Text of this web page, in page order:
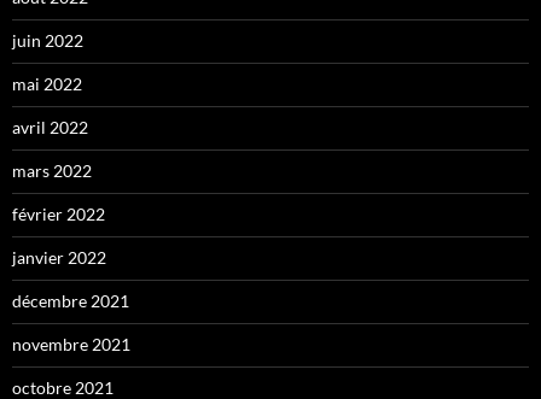
juin 2022
mai 2022
avril 2022
mars 2022
février 2022
janvier 2022
décembre 2021
novembre 2021
octobre 2021